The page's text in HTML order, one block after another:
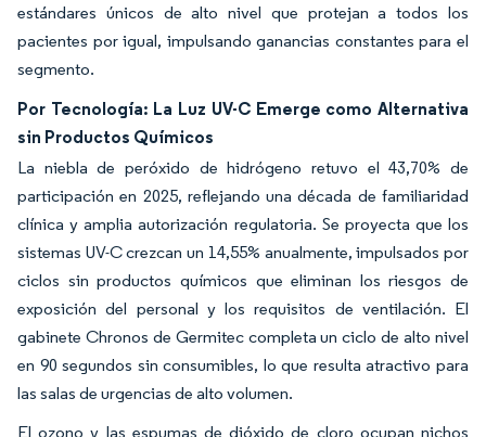
estándares únicos de alto nivel que protejan a todos los
pacientes por igual, impulsando ganancias constantes para el
segmento.
Por Tecnología: La Luz UV-C Emerge como Alternativa
sin Productos Químicos
La niebla de peróxido de hidrógeno retuvo el 43,70% de
participación en 2025, reflejando una década de familiaridad
clínica y amplia autorización regulatoria. Se proyecta que los
sistemas UV-C crezcan un 14,55% anualmente, impulsados por
ciclos sin productos químicos que eliminan los riesgos de
exposición del personal y los requisitos de ventilación. El
gabinete Chronos de Germitec completa un ciclo de alto nivel
en 90 segundos sin consumibles, lo que resulta atractivo para
las salas de urgencias de alto volumen.
El ozono y las espumas de dióxido de cloro ocupan nichos